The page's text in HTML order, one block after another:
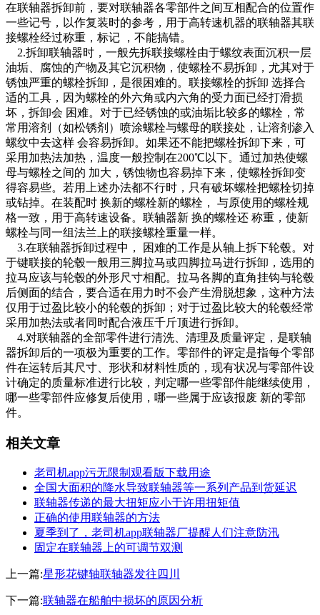
在联轴器拆卸前，要对联轴器各零部件之间互相配合的位置作
一些记号，以作复装时的参考，用于高转速机器的联轴器其联
接螺栓经过称重，标记 ，不能搞错。
2.拆卸联轴器时，一般先拆联接螺栓由于螺纹表面沉积一层
油垢、腐蚀的产物及其它沉积物，使螺栓不易拆卸，尤其对于
锈蚀严重的螺栓拆卸，是很困难的。联接螺栓的拆卸 选择合
适的工具，因为螺栓的外六角或内六角的受力面已经打滑损
坏，拆卸会 困难。对于已经锈蚀的或油垢比较多的螺栓，常
常用溶剂（如松锈剂）喷涂螺栓与螺母的联接处，让溶剂渗入
螺纹中去这样 会容易拆卸。如果还不能把螺栓拆卸下来，可
采用加热法加热，温度一般控制在200℃以下。通过加热使螺
母与螺栓之间的 加大，锈蚀物也容易掉下来，使螺栓拆卸变
得容易些。若用上述办法都不行时，只有破坏螺栓把螺栓切掉
或钻掉。在装配时 换新的螺栓新的螺栓， 与原使用的螺栓规
格一致，用于高转速设备。联轴器新 换的螺栓还 称重，使新
螺栓与同一组法兰上的联接螺栓重量一样。
3.在联轴器拆卸过程中， 困难的工作是从轴上拆下轮毂。对
于键联接的轮毂一般用三脚拉马或四脚拉马进行拆卸，选用的
拉马应该与轮毂的外形尺寸相配。拉马各脚的直角挂钩与轮毂
后侧面的结合，要合适在用力时不会产生滑脱想象，这种方法
仅用于过盈比较小的轮毂的拆卸；对于过盈比较大的轮毂经常
采用加热法或者同时配合液压千斤顶进行拆卸。
4.对联轴器的全部零件进行清洗、清理及质量评定，是联轴
器拆卸后的一项极为重要的工作。零部件的评定是指每个零部
件在运转后其尺寸、形状和材料性质的，现有状况与零部件设
计确定的质量标准进行比较，判定哪一些零部件能继续使用，
哪一些零部件应修复后使用，哪一些属于应该报废 新的零部
件。
相关文章
老司机app污无限制观看版下载用途
全国大面积的降水导致联轴器等一系列产品到货延迟
联轴器传递的最大扭矩应小于许用扭矩值
正确的使用联轴器的方法
夏季到了，老司机app联轴器厂提醒人们注意防汛
固定在联轴器上的可调节双测
上一篇:星形花键轴联轴器发往四川
下一篇:联轴器在船舶中损坏的原因分析